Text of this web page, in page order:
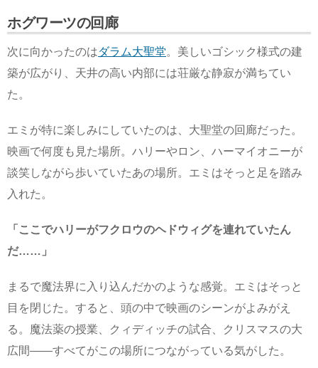
ホグワーツの回廊
次に向かったのはダラム大聖堂。美しいゴシック様式の建
築が広がり、天井の高い内部には荘厳な静寂が満ちてい
た。
エミが特に楽しみにしていたのは、大聖堂の回廊だった。
映画で何度も見た場所。ハリーやロン、ハーマイオニーが
談笑しながら歩いていたあの場所。エミはそっと足を踏み
入れた。
「ここでハリーがフクロウのヘドウィグを連れていたん
だ……」
まるで魔法界に入り込んだかのような感覚。エミはそっと
目を閉じた。すると、頭の中で映画のシーンがよみがえ
る。魔法薬の授業、クィディッチの試合、クリスマスの大
広間――すべてがこの場所につながっている気がした。